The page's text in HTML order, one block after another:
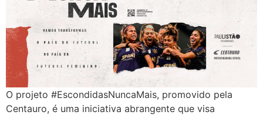
O projeto #EscondidasNuncaMais, promovido pela
Centauro, é uma iniciativa abrangente que visa